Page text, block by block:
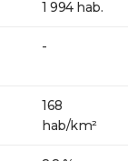
1 994 hab.
-
168
hab/km²